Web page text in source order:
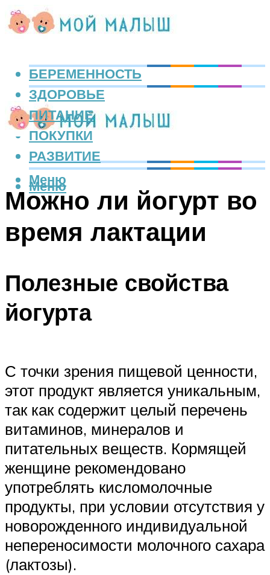
БЕРЕМЕННОСТЬ
ЗДОРОВЬЕ
ПИТАНИЕ
ПОКУПКИ
РАЗВИТИЕ
Меню
Меню
Можно ли йогурт во
время лактации
Полезные свойства
йогурта
С точки зрения пищевой ценности,
этот продукт является уникальным,
так как содержит целый перечень
витаминов, минералов и
питательных веществ. Кормящей
женщине рекомендовано
употреблять кисломолочные
продукты, при условии отсутствия у
новорожденного индивидуальной
непереносимости молочного сахара
(лактозы).